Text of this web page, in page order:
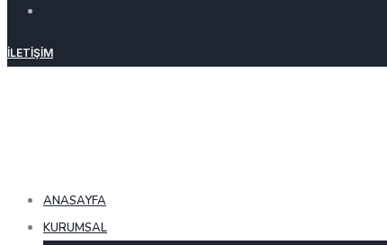
İLETIŞIM
ANASAYFA
KURUMSAL